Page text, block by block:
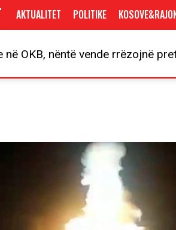
AKTUALITET POLITIKE
në OKB, nëntë vende rrëzojnë